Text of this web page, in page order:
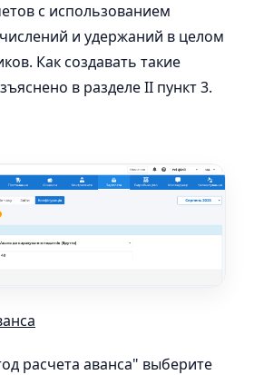
с использованием
и удержаний в целом
Как создавать такие
в разделе II пункт 3.
расчета аванса" выберите